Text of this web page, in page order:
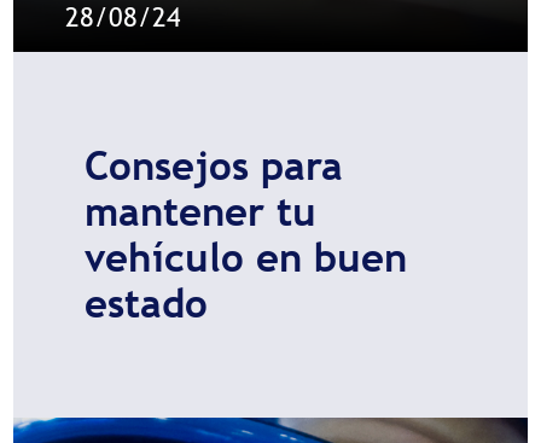
28/08/24
Consejos para
mantener tu
vehículo en buen
estado